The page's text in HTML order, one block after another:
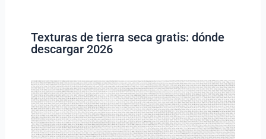
Texturas de tierra seca gratis: dónde
descargar 2026